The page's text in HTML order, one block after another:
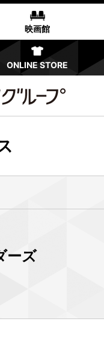
映画館
ONLINE STORE
ーズ